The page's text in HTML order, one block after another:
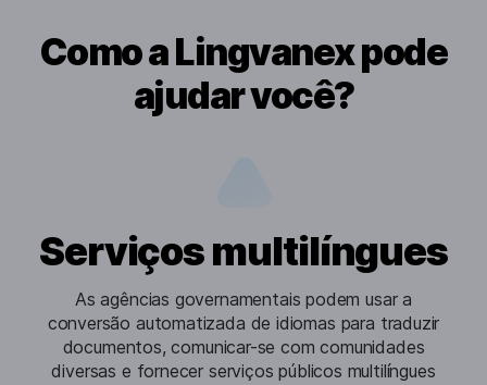
Como a Lingvanex pode
ajudar você?
Serviços multilíngues
As agências governamentais podem usar a
conversão automatizada de idiomas para traduzir
documentos, comunicar-se com comunidades
diversas e fornecer serviços públicos multilíngues